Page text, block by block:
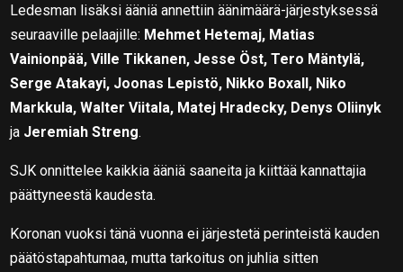
Ledesman lisäksi ääniä annettiin äänimäärä-järjestyksessä
seuraaville pelaajille: Mehmet Hetemaj, Matias
Vainionpää, Ville Tikkanen, Jesse Öst, Tero Mäntylä,
Serge Atakayi, Joonas Lepistö, Nikko Boxall, Niko
Markkula, Walter Viitala, Matej Hradecky, Denys Oliinyk
ja Jeremiah Streng.
SJK onnittelee kaikkia ääniä saaneita ja kiittää kannattajia
päättyneestä kaudesta.
Koronan vuoksi tänä vuonna ei järjestetä perinteistä kauden
päätöstapahtumaa, mutta tarkoitus on juhlia sitten